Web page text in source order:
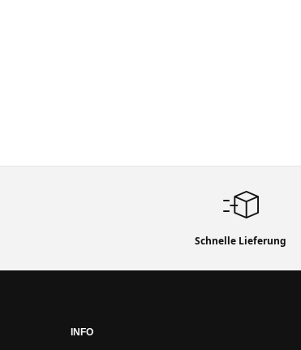
Schnelle Lieferung
INFO